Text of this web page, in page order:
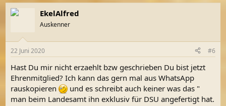
EkelAlfred
Auskenner
22 Juni 2020 #6
Hast Du mir nicht erzaehlt bzw geschrieben Du bist jetzt
Ehrenmitglied? Ich kann das gern mal aus WhatsApp
rauskopieren
und es schreibt auch keiner was das "
man beim Landesamt ihn exklusiv für DSU angefertigt hat.